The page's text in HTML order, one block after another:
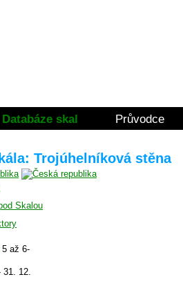
Databáze skal Průvodce
Trojúhelníková stěna
Skalou
5 až 6-
31. 12.